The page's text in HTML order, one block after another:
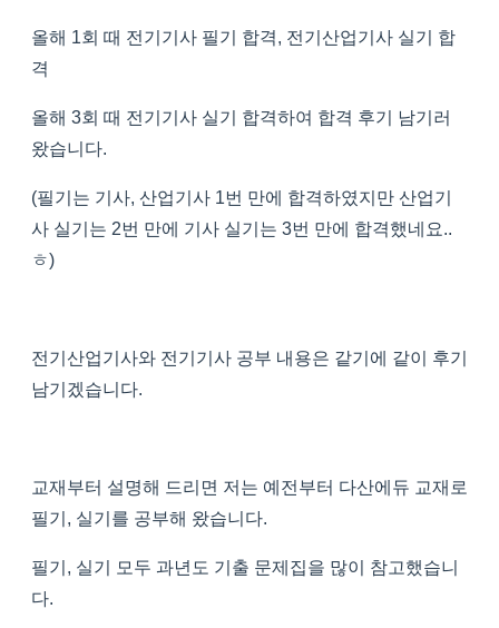
올해 1회 때 전기기사 필기 합격, 전기산업기사 실기 합
격
올해 3회 때 전기기사 실기 합격하여 합격 후기 남기러
왔습니다.
(필기는 기사, 산업기사 1번 만에 합격하였지만 산업기
사 실기는 2번 만에 기사 실기는 3번 만에 합격했네요..
ㅎ)
전기산업기사와 전기기사 공부 내용은 같기에 같이 후기
남기겠습니다.
교재부터 설명해 드리면 저는 예전부터 다산에듀 교재로
필기, 실기를 공부해 왔습니다.
필기, 실기 모두 과년도 기출 문제집을 많이 참고했습니
다.